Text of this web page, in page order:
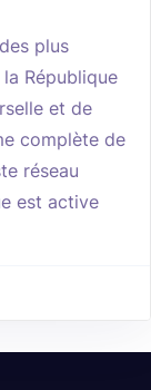
plus
République
et de
complète de
réseau
est active